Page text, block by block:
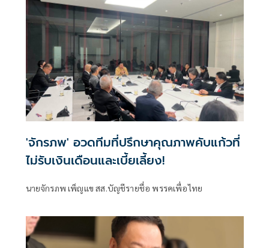
'จักรภพ' อวดทีมที่ปรึกษาคุณภาพคับแก้วที่
ไม่รับเงินเดือนและเบี้ยเลี้ยง!
นายจักรภพ เพ็ญแข สส.บัญชีรายชื่อ พรรคเพื่อไทย